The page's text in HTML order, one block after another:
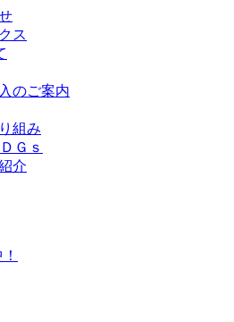
ス
のご案内
組み
Ｇｓ
介